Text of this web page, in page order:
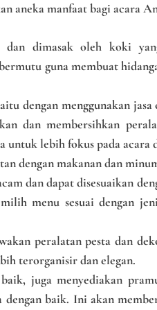
aneka manfaat bagi acara
dimasak oleh koki
guna membuat
dengan menggunakan
dan membersihkan
untuk lebih fokus pada acara
dengan makanan dan
dan dapat disesuaikan
menu sesuai dengan
peralatan pesta dan
terorganisir dan elegan.
juga menyediakan
baik. Ini akan